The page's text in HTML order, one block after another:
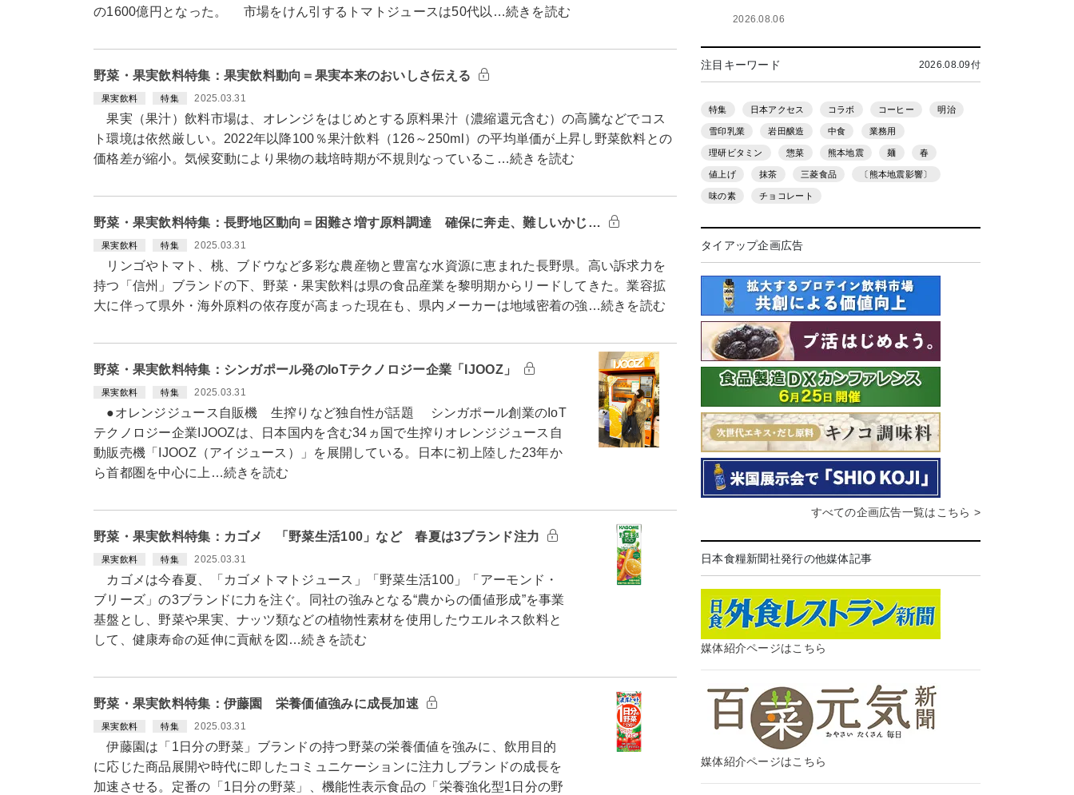
の1600億円となった。 市場をけん引するトマトジュースは50代以…続きを読む
野菜・果実飲料特集：果実飲料動向＝果実本来のおいしさ伝える
果実飲料 特集 2025.03.31
果実（果汁）飲料市場は、オレンジをはじめとする原料果汁（濃縮還元含む）の高騰などでコス
ト環境は依然厳しい。2022年以降100％果汁飲料（126～250ml）の平均単価が上昇し野菜飲料との
価格差が縮小。気候変動により果物の栽培時期が不規則なっているこ…続きを読む
野菜・果実飲料特集：長野地区動向＝困難さ増す原料調達 確保に奔走、難しいかじ…
果実飲料 特集 2025.03.31
リンゴやトマト、桃、ブドウなど多彩な農産物と豊富な水資源に恵まれた長野県。高い訴求力を
持つ「信州」ブランドの下、野菜・果実飲料は県の食品産業を黎明期からリードしてきた。業容拡
大に伴って県外・海外原料の依存度が高まった現在も、県内メーカーは地域密着の強…続きを読む
野菜・果実飲料特集：シンガポール発のIoTテクノロジー企業「IJOOZ」
果実飲料 特集 2025.03.31
●オレンジジュース自販機 生搾りなど独自性が話題 シンガポール創業のIoT
テクノロジー企業IJOOZは、日本国内を含む34ヵ国で生搾りオレンジジュース自
動販売機「IJOOZ（アイジュース）」を展開している。日本に初上陸した23年か
ら首都圏を中心に上…続きを読む
野菜・果実飲料特集：カゴメ 「野菜生活100」など 春夏は3ブランド注力
果実飲料 特集 2025.03.31
カゴメは今春夏、「カゴメトマトジュース」「野菜生活100」「アーモンド・
ブリーズ」の3ブランドに力を注ぐ。同社の強みとなる“農からの価値形成”を事業
基盤とし、野菜や果実、ナッツ類などの植物性素材を使用したウエルネス飲料と
して、健康寿命の延伸に貢献を図…続きを読む
野菜・果実飲料特集：伊藤園 栄養価値強みに成長加速
果実飲料 特集 2025.03.31
伊藤園は「1日分の野菜」ブランドの持つ野菜の栄養価値を強みに、飲用目的
に応じた商品展開や時代に即したコミュニケーションに注力しブランドの成長を
加速させる。定番の「1日分の野菜」、機能性表示食品の「栄養強化型1日分の野
2026.08.06
注目キーワード 2026.08.09付
特集 日本アクセス コラボ コーヒー 明治
雪印乳業 岩田醸造 中食 業務用
理研ビタミン 惣菜 熊本地震 麺 春
値上げ 抹茶 三菱食品 〔熊本地震影響〕
味の素 チョコレート
タイアップ企画広告
すべての企画広告一覧はこちら >
日本食糧新聞社発行の他媒体記事
媒体紹介ページはこちら
媒体紹介ページはこちら